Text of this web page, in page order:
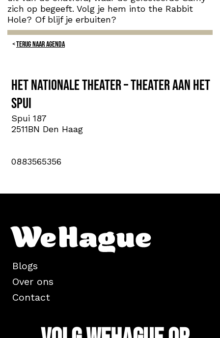
zich op begeeft. Volg je hem into the Rabbit
Hole? Of blijf je erbuiten?
TERUG NAAR AGENDA
Het Nationale Theater – Theater aan het
Spui
Spui 187
2511BN Den Haag
0883565356
Blogs
Over ons
Contact